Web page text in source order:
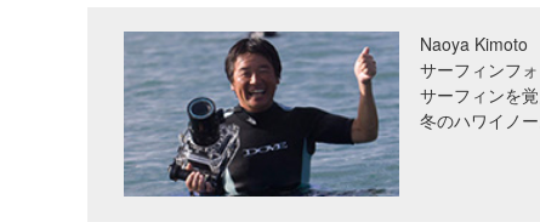
Naoya Kimoto
サーフィンフ
サーフィンを
冬のハワイノ